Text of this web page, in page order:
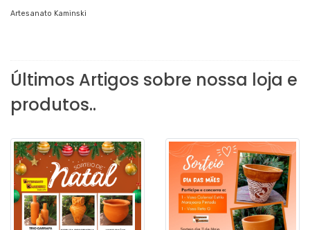
Artesanato Kaminski
Últimos Artigos sobre nossa loja e
produtos..